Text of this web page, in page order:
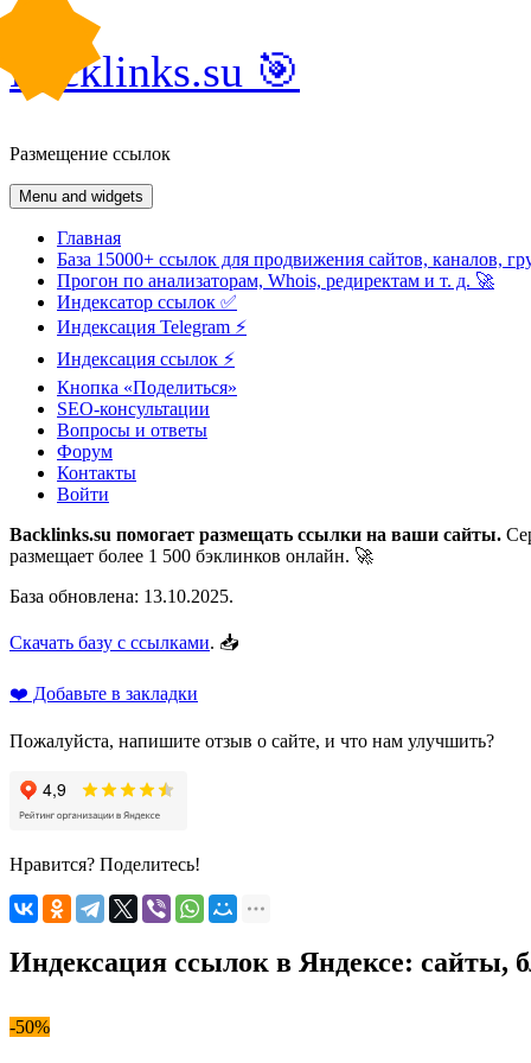
to
content
Backlinks.su 🎯
Размещение ссылок
Menu and widgets
Главная
База 15000+ ссылок для продвижения сайтов, каналов,
Прогон по анализаторам, Whois, редиректам и т. д. 🚀
Индексатор ссылок ✅
Индексация Telegram ⚡️
Индексация ссылок ⚡️
Кнопка «Поделиться»
SEO-консультации
Вопросы и ответы
Форум
Контакты
Войти
Backlinks.su помогает размещать ссылки на ваши сайты.
размещает более 1 500 бэклинков онлайн. 🚀
База обновлена: 13.10.2025.
Скачать базу с ссылками. 📥
❤️ Добавьте в закладки
Пожалуйста, напишите отзыв о сайте, и что нам улучшить?
Нравится? Поделитесь!
Индексация ссылок в Яндексе: сайты,
-50%